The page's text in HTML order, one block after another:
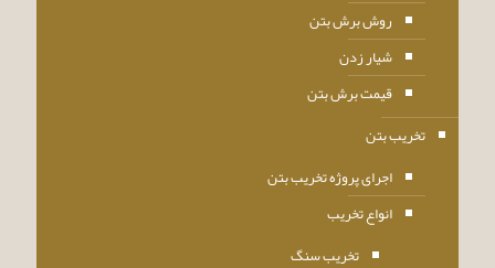
روش برش بتن
شیار زدن
قیمت برش بتن
تخریب بتن
اجرای پروژه تخریب بتن
انواع تخریب
تخریب سنگ